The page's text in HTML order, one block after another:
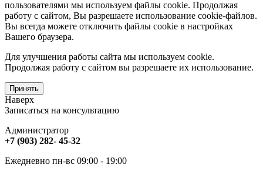
пользователями мы используем файлы cookie. Продолжая
работу с сайтом, Вы разрешаете использование cookie-файлов.
Вы всегда можете отключить файлы cookie в настройках
Вашего браузера.
Для улучшения работы сайта мы используем cookie.
Продолжая работу с сайтом вы разрешаете их использование.
Принять
Наверх
Записаться на консультацию
Администратор
+7 (903) 282- 45-32
Ежедневно пн-вс 09:00 - 19:00